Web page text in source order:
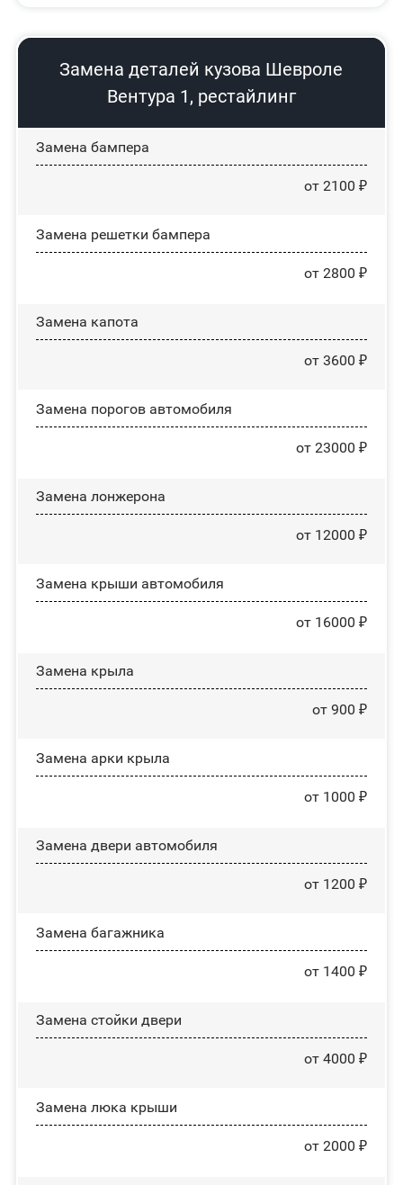
Замена деталей кузова Шевроле
Вентура 1, рестайлинг
Замена бампера
от 2100 ₽
Замена решетки бампера
от 2800 ₽
Замена капота
от 3600 ₽
Замена порогов автомобиля
от 23000 ₽
Замена лонжерона
от 12000 ₽
Замена крыши автомобиля
от 16000 ₽
Замена крыла
от 900 ₽
Замена арки крыла
от 1000 ₽
Замена двери автомобиля
от 1200 ₽
Замена багажника
от 1400 ₽
Зaмeнa cтoйĸи двepи
от 4000 ₽
Зaмeнa люĸa ĸpыши
от 2000 ₽